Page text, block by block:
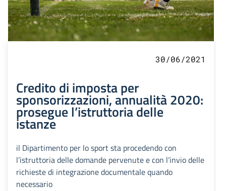
30/06/2021
Credito di imposta per
sponsorizzazioni, annualità 2020:
prosegue l’istruttoria delle
istanze
il Dipartimento per lo sport sta procedendo con
l’istruttoria delle domande pervenute e con l’invio delle
richieste di integrazione documentale quando
necessario